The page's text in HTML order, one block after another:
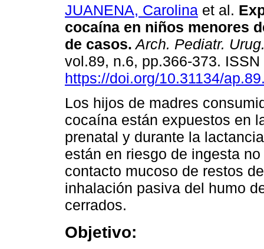
JUANENA, Carolina et al.
cocaína en niños menores
de casos. Arch. Pediatr.
vol.89, n.6, pp.366-373.
https://doi.org/10.31134/
Los hijos de madres
cocaína están expuestos en
prenatal y durante la
están en riesgo de ingesta
contacto mucoso de restos
inhalación pasiva del humo
cerrados.
Objetivo: